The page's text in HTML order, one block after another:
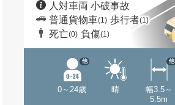
人対車両 小破事故
普通貨物車(1) 歩行者(1)
死亡(0) 負傷(1)
0～24歳
他
晴
幅3.5～
5.5m
他